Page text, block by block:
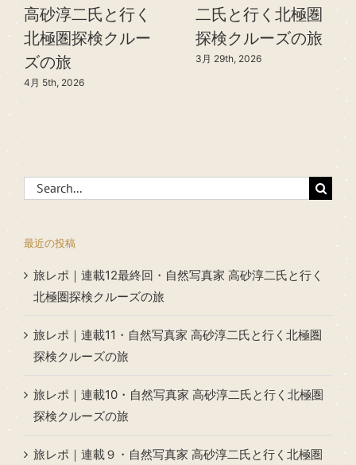
高砂淳二氏と行く
北極圏探検クルー
ズの旅
4月 5th, 2026
二氏と行く北極圏
探検クルーズの旅
3月 29th, 2026
Search
for:
最近の投稿
旅レポ｜連載12最終回・自然写真家 高砂淳二氏と行く
北極圏探検クルーズの旅
旅レポ｜連載11・自然写真家 高砂淳二氏と行く北極圏
探検クルーズの旅
旅レポ｜連載10・自然写真家 高砂淳二氏と行く北極圏
探検クルーズの旅
旅レポ｜連載９・自然写真家 高砂淳二氏と行く北極圏